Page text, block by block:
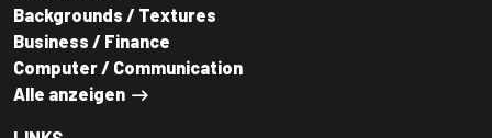
Backgrounds / Textures
Business / Finance
Computer / Communication
Alle anzeigen